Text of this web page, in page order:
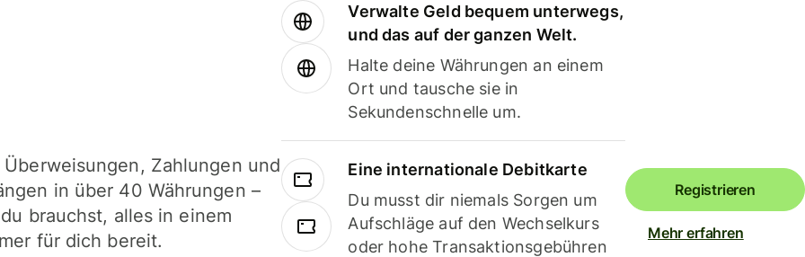
Zahlungen und
in über 40 Währungen –
brauchst, alles in einem
für dich bereit.
Verwalte Geld bequem unterwegs,
und das auf der ganzen Welt.
Halte deine Währungen an einem
Ort und tausche sie in
Sekundenschnelle um.
Eine internationale Debitkarte
Du musst dir niemals Sorgen um
Aufschläge auf den Wechselkurs
oder hohe Transaktionsgebühren
Registrieren
Mehr erfahren